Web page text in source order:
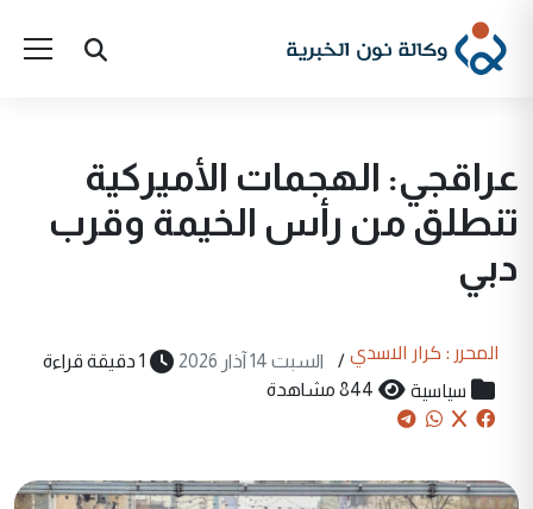
عراقجي: الهجمات الأميركية
تنطلق من رأس الخيمة وقرب
دبي
المحرر : كرار الاسدي / السبت 14 آذار 2026 1 دقيقة قراءة
سياسية 844 مشاهدة